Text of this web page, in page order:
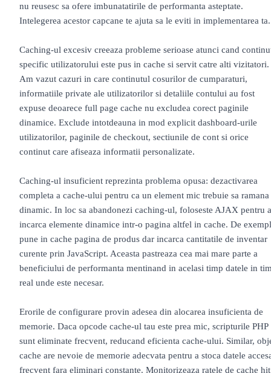
nu reusesc sa ofere imbunatatirile de performanta asteptate.
Intelegerea acestor capcane te ajuta sa le eviti in implementarea ta.
Caching-ul excesiv creeaza probleme serioase atunci cand
specific utilizatorului este pus in cache si servit catre alti vizitatori.
Am vazut cazuri in care continutul cosurilor de cumparaturi,
informatiile private ale utilizatorilor si detaliile contului au fost
expuse deoarece full page cache nu excludea corect paginile
dinamice. Exclude intotdeauna in mod explicit dashboard-urile
utilizatorilor, paginile de checkout, sectiunile de cont si orice
continut care afiseaza informatii personalizate.
Caching-ul insuficient reprezinta problema opusa: dezactivarea
completa a cache-ului pentru ca un element mic trebuie sa ramana
dinamic. In loc sa abandonezi caching-ul, foloseste AJAX pentru a
incarca elemente dinamice intr-o pagina altfel in cache. De
pune in cache pagina de produs dar incarca cantitatile de inventar
curente prin JavaScript. Aceasta pastreaza cea mai mare parte a
beneficiului de performanta mentinand in acelasi timp datele in
real unde este necesar.
Erorile de configurare provin adesea din alocarea insuficienta de
memorie. Daca opcode cache-ul tau este prea mic, scripturile PHP
sunt eliminate frecvent, reducand eficienta cache-ului. Similar,
cache are nevoie de memorie adecvata pentru a stoca datele
frecvent fara eliminari constante. Monitorizeaza ratele de cache